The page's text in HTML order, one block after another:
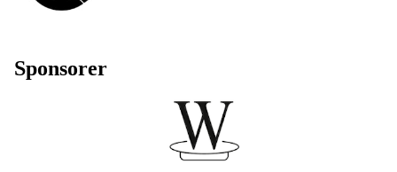
Sponsorer